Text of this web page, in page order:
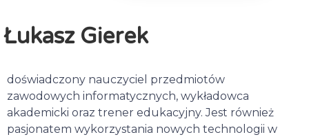
Łukasz Gierek
doświadczony nauczyciel przedmiotów
zawodowych informatycznych, wykładowca
akademicki oraz trener edukacyjny. Jest również
pasjonatem wykorzystania nowych technologii w